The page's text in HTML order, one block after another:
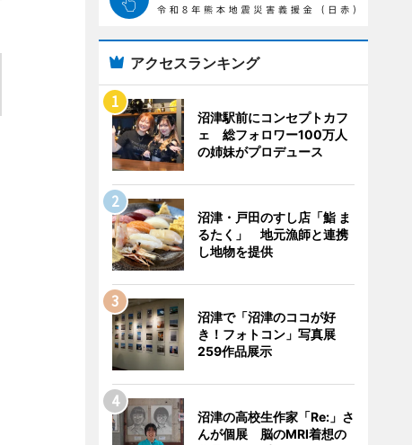
アクセスランキング
沼津駅前にコンセプトカフ
ェ 総フォロワー100万人
の姉妹がプロデュース
沼津・戸田のすし店「鮨 ま
るたく」 地元漁師と連携
し地物を提供
沼津で「沼津のココが好
き！フォトコン」写真展
259作品展示
沼津の高校生作家「Re:」さ
んが個展 脳のMRI着想の